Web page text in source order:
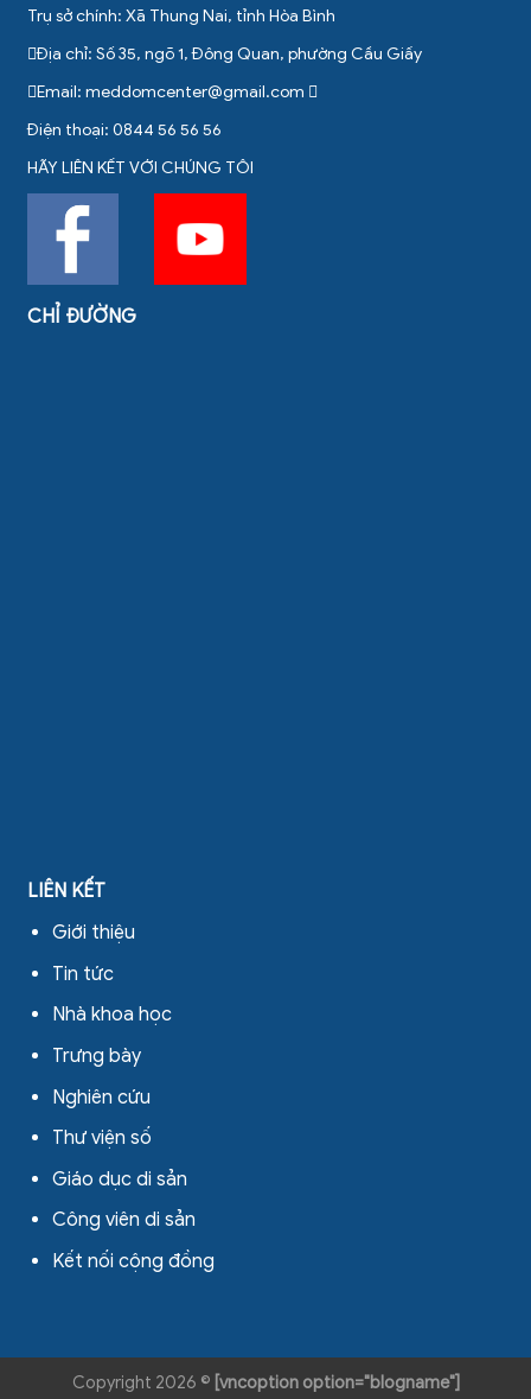
Trụ sở chính: Xã Thung Nai, tỉnh Hòa Bình
Địa chỉ: Số 35, ngõ 1, Đông Quan, phường Cầu Giấy
Email: meddomcenter@gmail.com
Điện thoại: 0844 56 56 56
HÃY LIÊN KẾT VỚI CHÚNG TÔI
CHỈ ĐƯỜNG
LIÊN KẾT
Giới thiệu
Tin tức
Nhà khoa học
Trưng bày
Nghiên cứu
Thư viện số
Giáo dục di sản
Công viên di sản
Kết nối cộng đồng
Copyright 2026 © [vncoption option="blogname"]